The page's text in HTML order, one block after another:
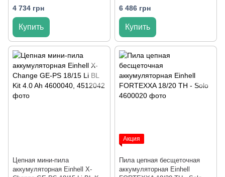
Solo
4 734 грн
Купить
2.5 Ah
6 486 грн
Купить
Цепная мини-пила
аккумуляторная Einhell X-
Акция
Пила цепная бесщеточная
аккумуляторная Einhell